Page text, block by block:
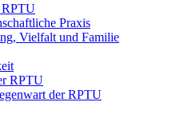
Praxis
Vielfalt und Familie
RPTU
der RPTU